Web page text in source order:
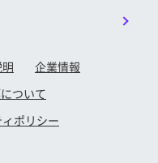
企業情報
ついて
ポリシー